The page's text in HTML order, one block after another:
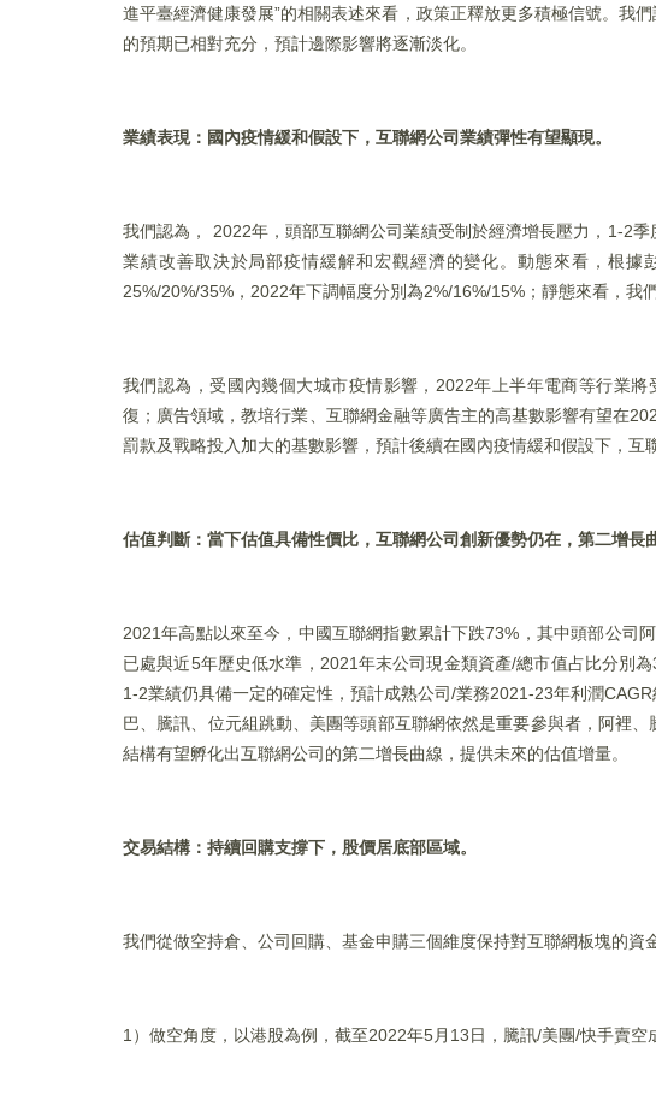
進平臺經濟健康發展”的相關表述來看，政策正釋放更多積極信號。我
的預期已相對充分，預計邊際影響將逐漸淡化。
業績表現：國內疫情緩和假設下，互聯網公司業績彈性有望顯現。
我們認為， 2022年，頭部互聯網公司業績受制於經濟增長壓力，1-2
業績改善取決於局部疫情緩解和宏觀經濟的變化。動態來看，根
25%/20%/35%，2022年下調幅度分別為2%/16%/15%；靜態來看，我
我們認為，受國內幾個大城市疫情影響，2022年上半年電商等行業
復；廣告領域，教培行業、互聯網金融等廣告主的高基數影響有望在
罰款及戰略投入加大的基數影響，預計後續在國內疫情緩和假設下，互
估值判斷：當下估值具備性價比，互聯網公司創新優勢仍在，第二增長
2021年高點以來至今，中國互聯網指數累計下跌73%，其中頭部公司
已處與近5年歷史低水準，2021年末公司現金類資產/總市值占比分別
1-2業績仍具備一定的確定性，預計成熟公司/業務2021-23年利潤
巴、騰訊、位元組跳動、美團等頭部互聯網依然是重要參與者，阿裡
結構有望孵化出互聯網公司的第二增長曲線，提供未來的估值增量。
交易結構：持續回購支撐下，股價居底部區域。
我們從做空持倉、公司回購、基金申購三個維度保持對互聯網板塊的資
1）做空角度，以港股為例，截至2022年5月13日，騰訊/美團/快手賣空